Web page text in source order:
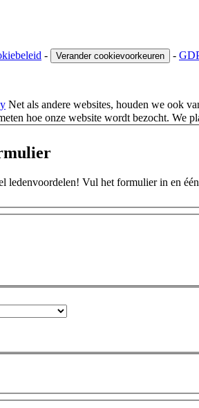
- Verander cookievoorkeuren -
Net als andere websites, houden we ook
hoe onze website wordt bezocht. We
Vul het formulier in en